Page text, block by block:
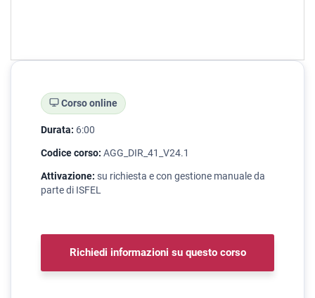
Corso online
Durata: 6:00
Codice corso: AGG_DIR_41_V24.1
Attivazione: su richiesta e con gestione manuale da
parte di ISFEL
Richiedi informazioni su questo corso